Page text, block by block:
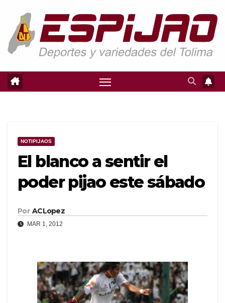
contenido
NOTIPIJAOS
El blanco a sentir el
poder pijao este sábado
Por ACLopez
MAR 1, 2012